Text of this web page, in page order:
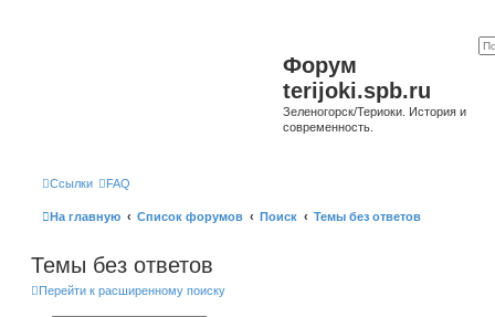
Форум
terijoki.spb.ru
Зеленогорск/Териоки. История и
современность.
Ссылки FAQ
На главную Список форумов Поиск Темы без ответов
Темы без ответов
Перейти к расширенному поиску